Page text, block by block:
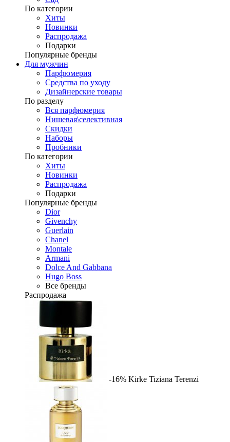
По категории
Хиты
Новинки
Распродажа
Подарки
Популярные бренды
Для мужчин
Парфюмерия
Средства по уходу
Дизайнерские товары
По разделу
Вся парфюмерия
Нишевая\селективная
Скидки
Наборы
Пробники
По категории
Хиты
Новинки
Распродажа
Подарки
Популярные бренды
Dior
Givenchy
Guerlain
Chanel
Montale
Armani
Dolce And Gabbana
Hugo Boss
Все бренды
Распродажа
-16% Kirke Tiziana Terenzi